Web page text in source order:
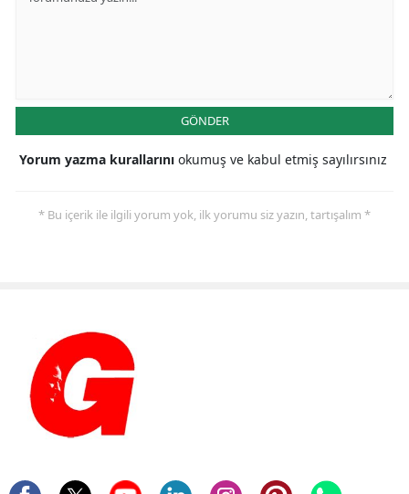
GÖNDER
Yorum yazma kurallarını okumuş ve kabul etmiş sayılırsınız
* Bu içerik ile ilgili yorum yok, ilk yorumu siz yazın, tartışalım *